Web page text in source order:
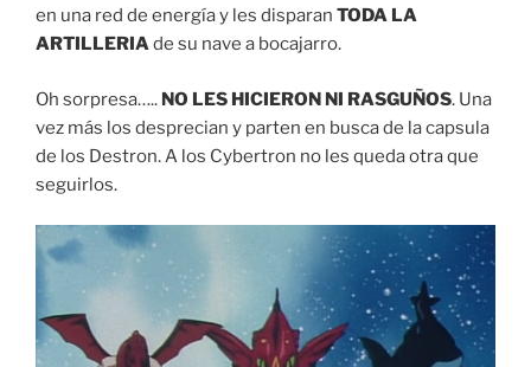
en una red de energía y les disparan TODA LA
ARTILLERIAde su nave a bocajarro.
Oh sorpresa….. NO LES HICIERON NI RASGUÑOS. Una
vez más los desprecian y parten en busca de la capsula
de los Destron. A los Cybertron no les queda otra que
seguirlos.